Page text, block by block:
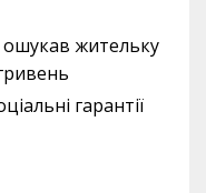
ошукав жительку
гарантії